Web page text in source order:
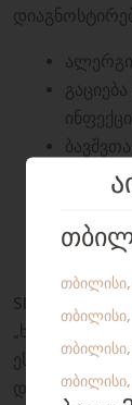
SILK Medical
„ხშირად ავად
ეს პრობლემა
დაწყებითი